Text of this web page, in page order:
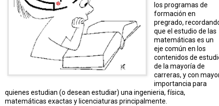
los programas de
formación en
pregrado,
que el estudio de las
matemáticas es un
eje común en los
contenidos de
de la mayoría de
carreras, y con
importancia para
quienes estudian (o desean estudiar) una ingenieria, física,
matemáticas exactas y licenciaturas principalmente.